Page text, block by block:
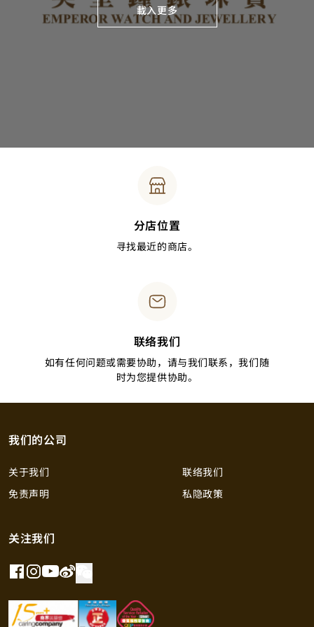
載入更多
分店位置
寻找最近的商店。
联络我们
如有任何问题或需要协助，请与我们联系，我们随
时为您提供协助。
我们的公司
关于我们
联络我们
免责声明
私隐政策
关注我们